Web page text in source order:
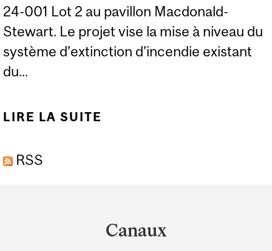
24-001 Lot 2 au pavillon Macdonald-
Stewart. Le projet vise la mise à niveau du
système d’extinction d’incendie existant
du...
LIRE LA SUITE
RSS
Canaux